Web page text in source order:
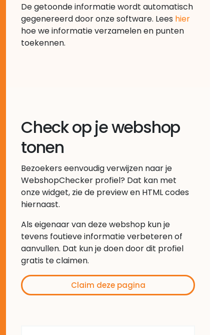
De getoonde informatie wordt automatisch
gegenereerd door onze software. Lees hier
hoe we informatie verzamelen en punten
toekennen.
Check op je webshop
tonen
Bezoekers eenvoudig verwijzen naar je
WebshopChecker profiel? Dat kan met
onze widget, zie de preview en HTML codes
hiernaast.
Als eigenaar van deze webshop kun je
tevens foutieve informatie verbeteren of
aanvullen. Dat kun je doen door dit profiel
gratis te claimen.
Claim deze pagina